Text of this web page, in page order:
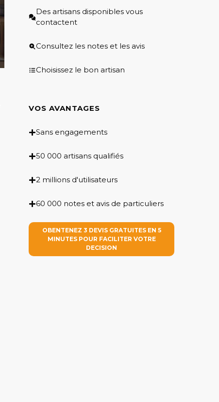
Des artisans disponibles vous
contactent
Consultez les notes et les avis
Choisissez le bon artisan
VOS AVANTAGES
Sans engagements
50 000 artisans qualifiés
2 millions d'utilisateurs
60 000 notes et avis de particuliers
OBENTENEZ 3 DEVIS GRATUITES EN 5
MINUTES POUR FACILITER VOTRE
DECISION